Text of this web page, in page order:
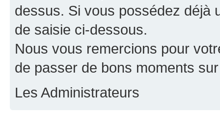
dessus. Si vous possédez déjà
de saisie ci-dessous.
Nous vous remercions pour
de passer de bons moments
Les Administrateurs